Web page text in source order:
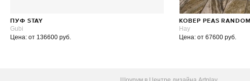
ПУФ STAY
Gubi
Цена: от 136600 руб.
КОВЕР PEAS RANDOM
Hay
Цена: от 67600 руб.